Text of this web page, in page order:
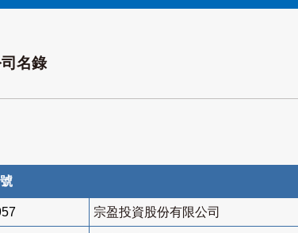
名錄
宗盈投資股份有限公司